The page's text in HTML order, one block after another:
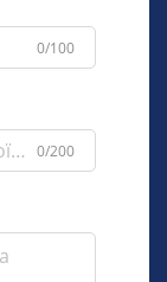
0/100
0/200